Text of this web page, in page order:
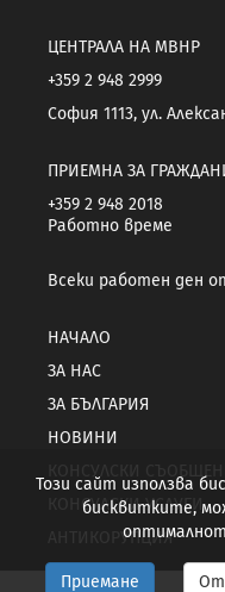
ЦЕНТРАЛА НА МВНР
+359 2 948 2999
София 1113, ул.
ПРИЕМНА ЗА
+359 2 948 2018
Работно време
Всеки работен ден
НАЧАЛО
ЗА НАС
ЗА БЪЛГАРИЯ
НОВИНИ
КОНСУЛСКИ
КОНСУЛСКИ УСЛУГИ
АНТИКОРУПЦИЯ
Този сайт използва
бисквитките,
Приемане